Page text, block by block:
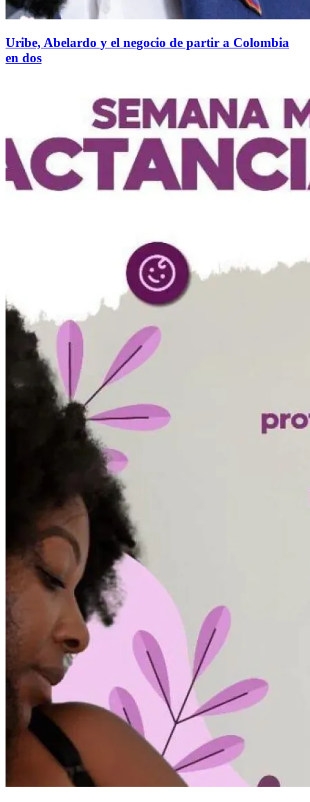
Uribe, Abelardo y el negocio de partir a Colombia
en dos